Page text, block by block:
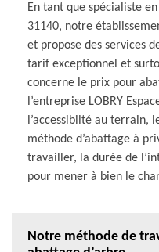
En tant que spécialiste
31140, notre
et propose des services
tarif exceptionnel et
concerne le prix pour
l’entreprise LOBRY
l’accessibilté au terrain,
méthode d’abattage à
travailler, la durée de
pour mener à bien le
Notre méthode de